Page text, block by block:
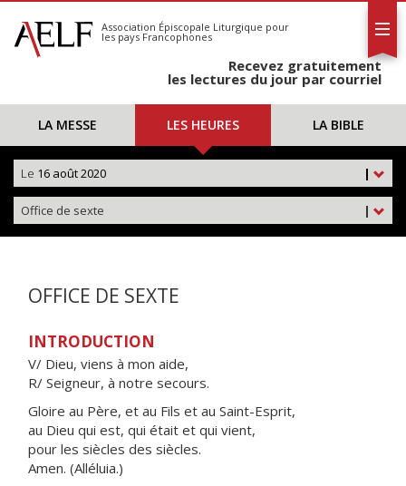
S'abonner
Calendrier
Association Épiscopale Liturgique pour
les pays Francophones
Recevez gratuitement
les lectures du jour par courriel
LA MESSE LES HEURES LA BIBLE
|
Le 16 août 2020
|
Office de sexte
OFFICE DE SEXTE
INTRODUCTION
V/ Dieu, viens à mon aide,
R/ Seigneur, à notre secours.
Gloire au Père, et au Fils et au Saint-Esprit,
au Dieu qui est, qui était et qui vient,
pour les siècles des siècles.
Amen. (Alléluia.)